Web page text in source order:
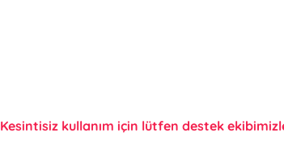
Kesintisiz kullanım için lütfen destek